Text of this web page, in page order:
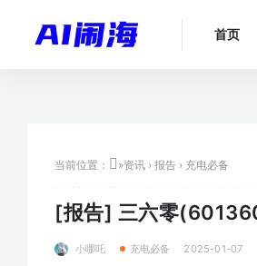
首页
当前位置： »资讯 › 报告 › 充电必备
[报告] 三六零
小哪吒 充电必备 2025-01-07